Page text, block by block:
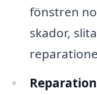
fönstren
skador,